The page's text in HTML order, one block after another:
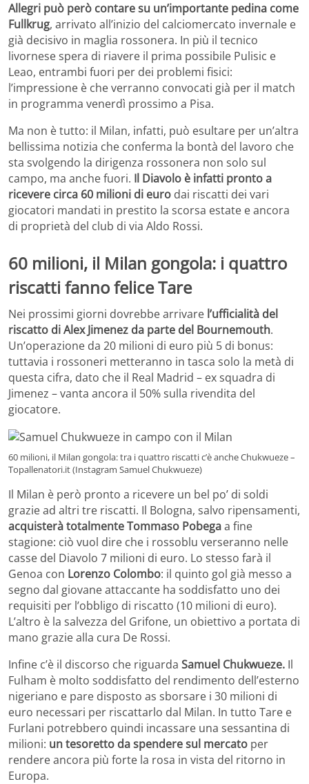
Allegri può però contare su un’importante pedina come
Fullkrug, arrivato all’inizio del calciomercato invernale e
già decisivo in maglia rossonera. In più il tecnico
livornese spera di riavere il prima possibile Pulisic e
Leao, entrambi fuori per dei problemi fisici:
l’impressione è che verranno convocati già per il match
in programma venerdì prossimo a Pisa.
Ma non è tutto: il Milan, infatti, può esultare per un’altra
bellissima notizia che conferma la bontà del lavoro che
sta svolgendo la dirigenza rossonera non solo sul
campo, ma anche fuori. Il Diavolo è infatti pronto a
ricevere circa 60 milioni di euro dai riscatti dei vari
giocatori mandati in prestito la scorsa estate e ancora
di proprietà del club di via Aldo Rossi.
60 milioni, il Milan gongola: i quattro
riscatti fanno felice Tare
Nei prossimi giorni dovrebbe arrivare l’ufficialità del
riscatto di Alex Jimenez da parte del Bournemouth.
Un’operazione da 20 milioni di euro più 5 di bonus:
tuttavia i rossoneri metteranno in tasca solo la metà di
questa cifra, dato che il Real Madrid – ex squadra di
Jimenez – vanta ancora il 50% sulla rivendita del
giocatore.
60 milioni, il Milan gongola: tra i quattro riscatti c’è anche Chukwueze –
Topallenatori.it (Instagram Samuel Chukwueze)
Il Milan è però pronto a ricevere un bel po’ di soldi
grazie ad altri tre riscatti. Il Bologna, salvo ripensamenti,
acquisterà totalmente Tommaso Pobegaa fine
stagione: ciò vuol dire che i rossoblu verseranno nelle
casse del Diavolo 7 milioni di euro. Lo stesso farà il
Genoa con Lorenzo Colombo: il quinto gol già messo a
segno dal giovane attaccante ha soddisfatto uno dei
requisiti per l’obbligo di riscatto (10 milioni di euro).
L’altro è la salvezza del Grifone, un obiettivo a portata di
mano grazie alla cura De Rossi.
Infine c’è il discorso che riguarda Samuel Chukwueze. Il
Fulham è molto soddisfatto del rendimento dell’esterno
nigeriano e pare disposto as sborsare i 30 milioni di
euro necessari per riscattarlo dal Milan. In tutto Tare e
Furlani potrebbero quindi incassare una sessantina di
milioni: un tesoretto da spendere sul mercato per
rendere ancora più forte la rosa in vista del ritorno in
Europa.